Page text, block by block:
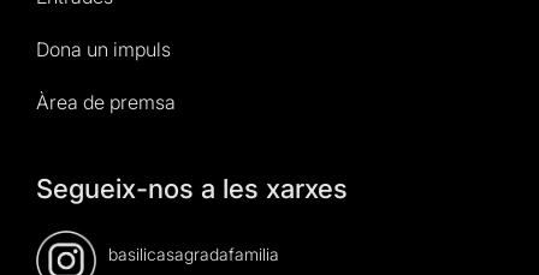
Dona un impuls
Àrea de premsa
Segueix-nos a les xarxes
basilicasagradafamilia